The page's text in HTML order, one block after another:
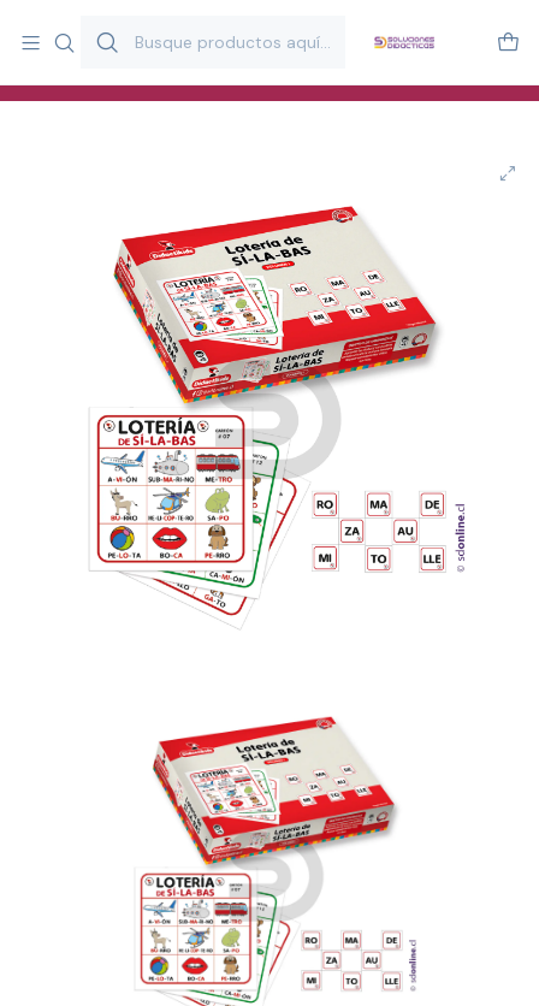
y estimulación infantil en Chile.
Especialistas en recursos educativos para aulas, terapeutas y